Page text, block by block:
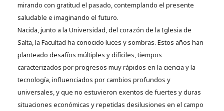
mirando con gratitud el pasado, contemplando el presente
saludable e imaginando el futuro.
Nacida, junto a la Universidad, del corazón de la Iglesia de
Salta, la Facultad ha conocido luces y sombras. Estos años han
planteado desafíos múltiples y difíciles, tiempos
caracterizados por progresos muy rápidos en la ciencia y la
tecnología, influenciados por cambios profundos y
universales, y que no estuvieron exentos de fuertes y duras
situaciones económicas y repetidas desilusiones en el campo